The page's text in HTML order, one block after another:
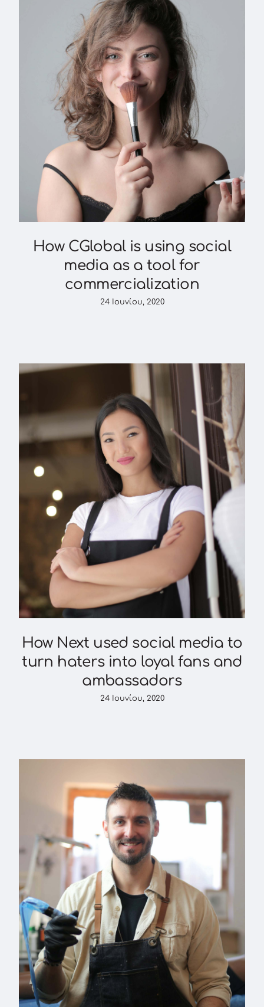
How CGlobal is using social
media as a tool for
commercialization
24 Ιουνίου, 2020
How Next used social media to
turn haters into loyal fans and
ambassadors
24 Ιουνίου, 2020